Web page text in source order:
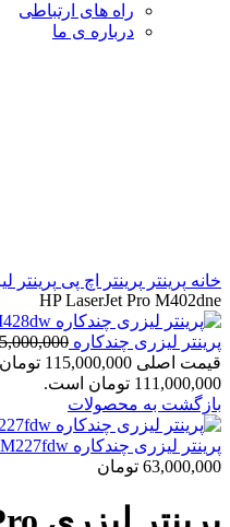
راه های ارتباطی
درباره ی ما
خانه پرینتر پرینتر اچ پی پرینتر
HP LaserJet Pro M402dne
پرینتر لیزری چندکاره LaserJet Pro M428dw
قیمت اصلی 115,000,000 تومان بود.
111,000,000 تومان است.
بازگشت به محصولات
پرینتر لیزری چندکاره HP LaserJet Pro MFP M227fdw
63,000,000 تومان